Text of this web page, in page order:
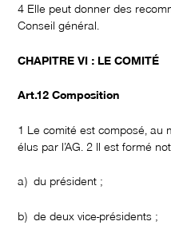
4 Elle peut donner des
Conseil général.
CHAPITRE VI : LE COMITÉ
Art.12 Composition
1 Le comité est composé, au
élus par l’AG. 2 Il est formé
a) du président ;
b) de deux vice-présidents ;